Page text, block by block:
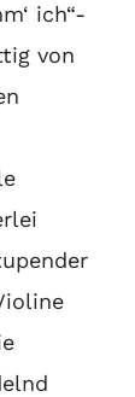
ich“-
von